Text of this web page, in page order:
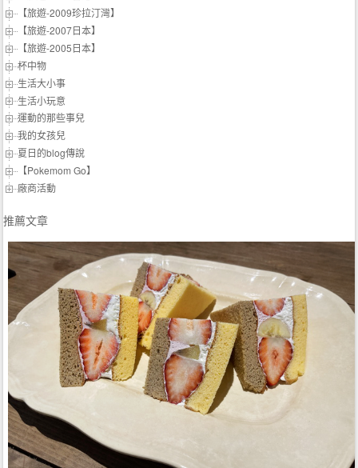
【旅遊-2009珍拉汀灣】
【旅遊-2007日本】
【旅遊-2005日本】
杯中物
生活大小事
生活小玩意
運動的那些事兒
我的女孩兒
夏日的blog傳說
【Pokemom Go】
廠商活動
推薦文章